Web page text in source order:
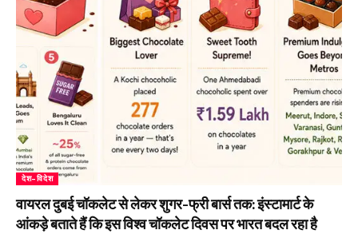
देश-विदेश
वायरल दुबई चॉकलेट से लेकर शुगर-फ्री बार्स तक: इंस्टामार्ट के
आंकड़े बताते हैं कि इस विश्व चॉकलेट दिवस पर भारत बदल रहा है